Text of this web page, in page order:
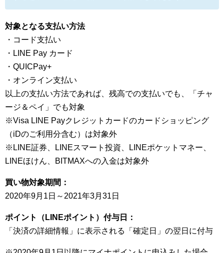
対象となる支払い方法
・コード支払い
・LINE Pay カード
・QUICPay+
・オンライン支払い
以上の支払い方法であれば、残高での支払いでも、「チャ
ージ＆ペイ」でも対象
※Visa LINE Payクレジットカードのカードショッピング
（iDのご利用分含む）は対象外
※LINE証券、LINEスマート投資、LINEポケットマネー、
LINEほけん、BITMAXへの入金は対象外
買い物対象期間：
2020年9月1日～2021年3月31日
ポイント（LINEポイント）付与日：
「決済の詳細情報」に表示される「確定日」の翌日に付与